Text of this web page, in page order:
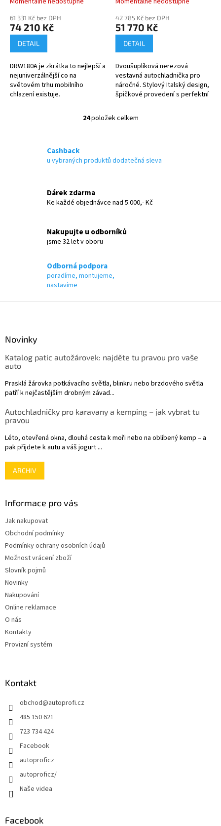
61 331 Kč bez DPH
74 210 Kč
DETAIL
DRW180A je zkrátka to nejlepší a
nejuniverzálnější co na
světovém trhu mobilního
chlazení existuje.
42 785 Kč bez DPH
51 770 Kč
DETAIL
Dvoušuplíková nerezová
vestavná autochladnička pro
náročné. Stylový Italský design,
špičkové provedení s perfektní
O
d
r
y
i
s
24položek celkem
Cashback
u vybraných produktů dodatečná sleva
Dárek zdarma
Ke každé objednávce nad 5.000,- Kč
Nakupujte u odborníků
jsme 32 let v oboru
Odborná podpora
poradíme, montujeme,
nastavíme
Novinky
Katalog patic autožárovek: najděte tu pravou pro vaše
auto
Prasklá žárovka potkávacího světla, blinkru nebo brzdového světla
patří k nejčastějším drobným závad...
Autochladničky pro karavany a kemping – jak vybrat tu
pravou
Léto, otevřená okna, dlouhá cesta k moři nebo na oblíbený kemp – a
pak přijdete k autu a váš jogurt ...
ARCHIV
Informace pro vás
Jak nakupovat
Obchodní podmínky
Podmínky ochrany osobních údajů
Možnost vrácení zboží
Slovník pojmů
Novinky
Nakupování
Online reklamace
O nás
Kontakty
Provizní systém
Kontakt
obchod@autoprofi.cz
485 150 621
723 734 424
Facebook
autoproficz
autoproficz/
Naše videa
Facebook